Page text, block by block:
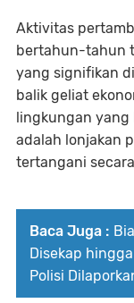
Aktivitas
bertahun-tahun
yang signifikan
balik geliat
lingkungan yang
adalah lonjakan
tertangani
Baca Juga :
Disekap
Polisi